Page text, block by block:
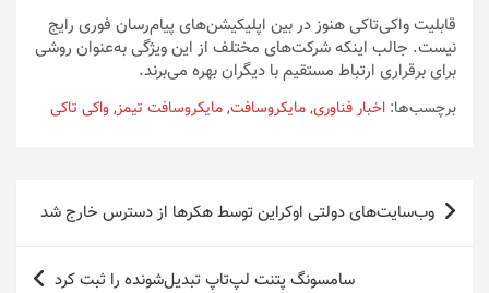
قابلیت واکی‌تاکی هنوز در بین اپلیکیشن‌های پیام‌رسان فوری رایج
نیست. جالب اینکه شرکت‌های مختلف از این ویژگی به‌عنوان روشی
برای برقراری ارتباط مستقیم با دیگران بهره می‌برند.
برچسب‌ها: اخبار فناوری,مایکروسافت,مایکروسافت تیمز,واکی تاکی
راهبری
نوشته
وب‌سایت‌های دولتی اوکراین توسط هکرها از دسترس خارج شد
سامسونگ پتنت لپ‌تاپ تبدیل‌شونده را ثبت کرد